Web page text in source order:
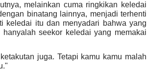
melainkan cuma ringkikan keledai
binatang lainnya, menjadi terhenti
keledai itu dan menyadari bahwa yang
seekor keledai yang memakai
juga. Tetapi kamu kamu malah